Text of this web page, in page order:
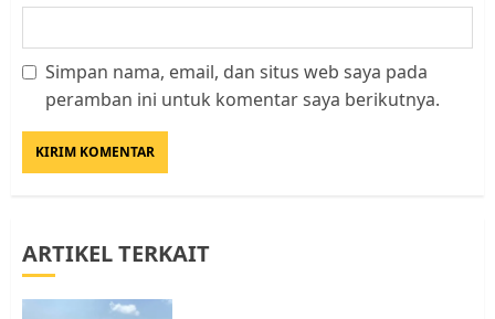
Simpan nama, email, dan situs web saya pada
peramban ini untuk komentar saya berikutnya.
ARTIKEL TERKAIT
Kader Pajak jadi Penghubung
Datangi Pemko Batam, Warga